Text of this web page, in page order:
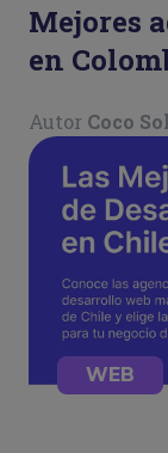
Mejores
en
Autor Coco
WEB